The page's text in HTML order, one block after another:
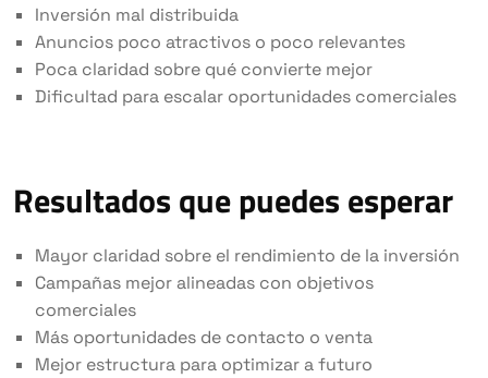
Inversión mal distribuida
Anuncios poco atractivos o poco relevantes
Poca claridad sobre qué convierte mejor
Dificultad para escalar oportunidades comerciales
Resultados que puedes esperar
Mayor claridad sobre el rendimiento de la inversión
Campañas mejor alineadas con objetivos
comerciales
Más oportunidades de contacto o venta
Mejor estructura para optimizar a futuro